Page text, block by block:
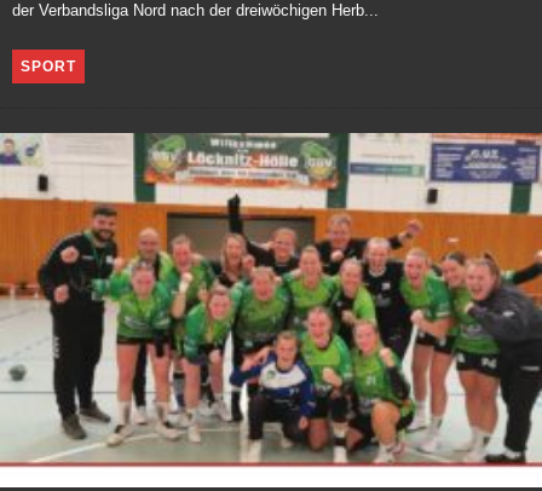
der Verbandsliga Nord nach der dreiwöchigen Herb...
SPORT